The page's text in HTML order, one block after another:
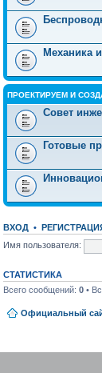
Механика
ПРОЕКТИРУЕМ И
Совет
Готовые
ВХОД •
Имя пользователя:
СТАТИСТИКА
Всего сообщений: 0 •
Официальный